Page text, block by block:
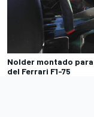
Nolder montado
del Ferrari F1-75